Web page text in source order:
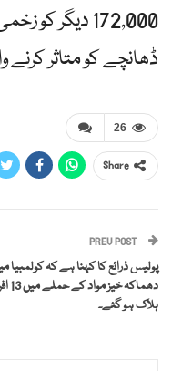
ڈھانچے کو متاثر کرنے
26
Share
PREV POST
پولیس ذرائع کا کہنا ہے کہ کولمبیا
دھماکہ خیز
ہلاک ہو گئے۔